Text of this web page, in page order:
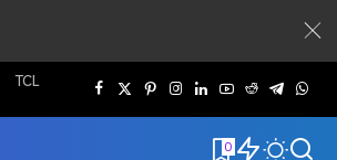
TCL
0